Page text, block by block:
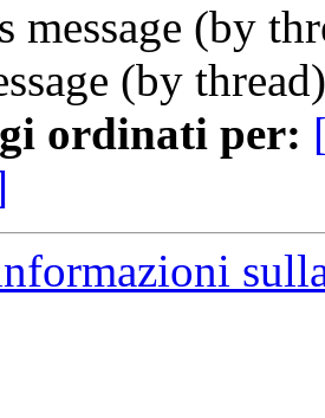
message (by
(by
ordinati per: